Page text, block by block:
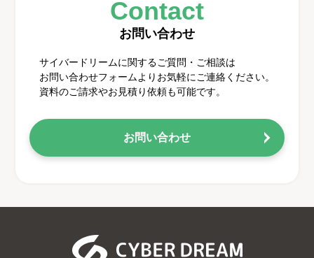
Contact
お問い合わせ
サイバードリームに関するご質問・ご相談は
お問い合わせフォームよりお気軽にご連絡ください。
資料のご請求やお見積り依頼も可能です。
お問い合わせ